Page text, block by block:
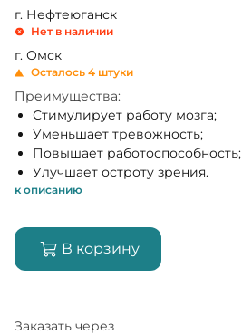
г. Нефтеюганск
Нет в наличии
г. Омск
Осталось 4 штуки
Преимущества:
Стимулирует работу мозга;
Уменьшает тревожность;
Повышает работоспособность;
Улучшает остроту зрения.
к описанию
В корзину
Заказать через